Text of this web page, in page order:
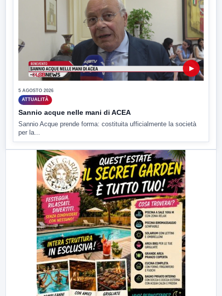
▶
5 AGOSTO 2026
ATTUALITÀ
Sannio acque nelle mani di ACEA
Sannio Acque prende forma: costituita ufficialmente la società
per la...